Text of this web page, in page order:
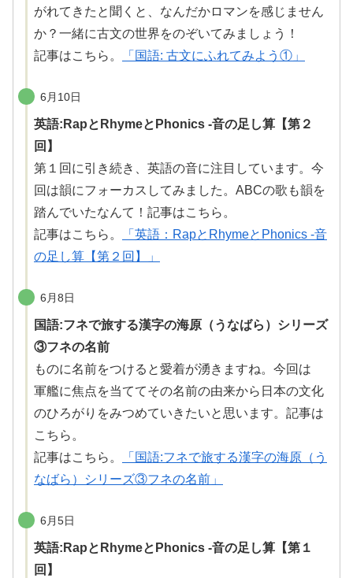
がれてきたと聞くと、なんだかロマンを感じません
か？一緒に古文の世界をのぞいてみましょう！
記事はこちら。
「国語: 古文にふれてみよう①」
6月10日
英語:RapとRhymeとPhonics -音の足し算【第２
回】
第１回に引き続き、英語の音に注目しています。今
回は韻にフォーカスしてみました。ABCの歌も韻を
踏んでいたなんて！記事はこちら。
記事はこちら。
「英語：RapとRhymeとPhonics -音
の足し算【第２回】」
6月8日
国語:フネで旅する漢字の海原（うなばら）シリーズ
③フネの名前
ものに名前をつけると愛着が湧きますね。今回は
軍艦に焦点を当ててその名前の由来から日本の文化
のひろがりをみつめていきたいと思います。記事は
こちら。
記事はこちら。
「国語:フネで旅する漢字の海原（う
なばら）シリーズ③フネの名前」
6月5日
英語:RapとRhymeとPhonics -音の足し算【第１
回】